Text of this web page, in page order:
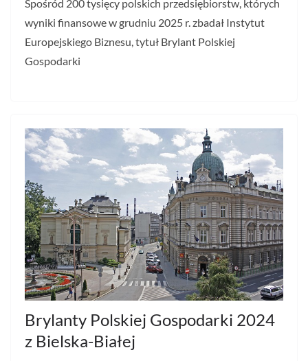
Spośród 200 tysięcy polskich przedsiębiorstw, których
wyniki finansowe w grudniu 2025 r. zbadał Instytut
Europejskiego Biznesu, tytuł Brylant Polskiej
Gospodarki
Brylanty Polskiej Gospodarki 2024
z Bielska-Białej